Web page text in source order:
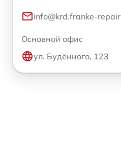
info@krd.franke-
Основной офис
ул. Будённого, 123